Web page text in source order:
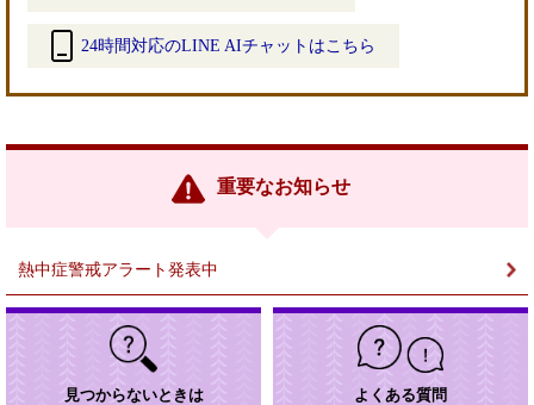
24時間対応のLINE AIチャットはこちら
リ
重要なお知らせ
熱中症警戒アラート発表中
見つからないときは よくある質問